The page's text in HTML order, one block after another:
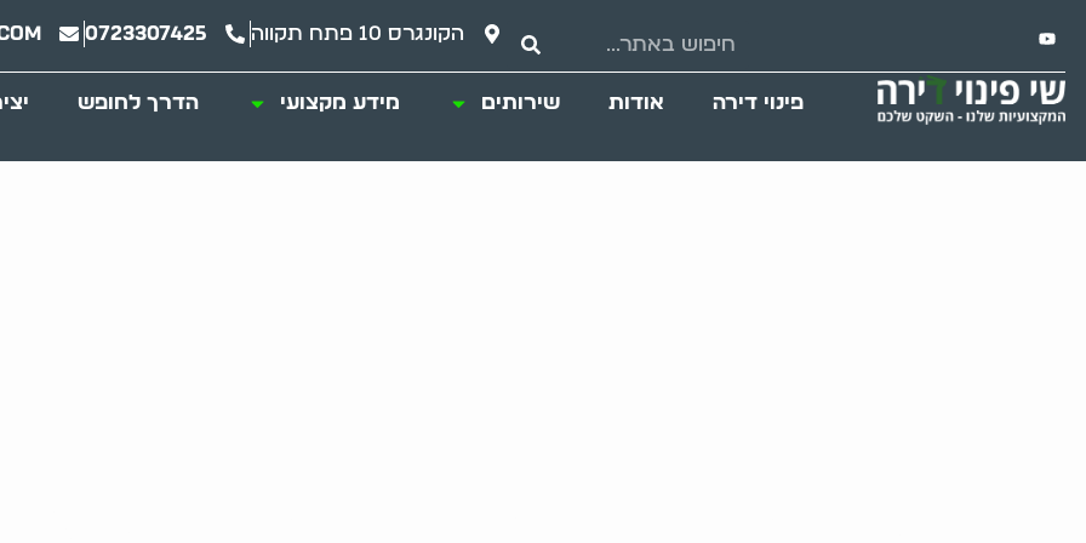
הקונגרס 10 פתח תקווה 0723307425
פינוי דירה אודות שירותים מידע מקצועי הדרך לחופש